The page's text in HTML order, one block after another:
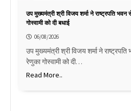
उप मुख्यमंत्री श्री विजय शर्मा ने राष्ट्रपति
गोस्वामी को दी बधाई
06/08/2026
उप मुख्यमंत्री श्री विजय शर्मा ने
रेणुका गोस्वामी को दी…
Read More..